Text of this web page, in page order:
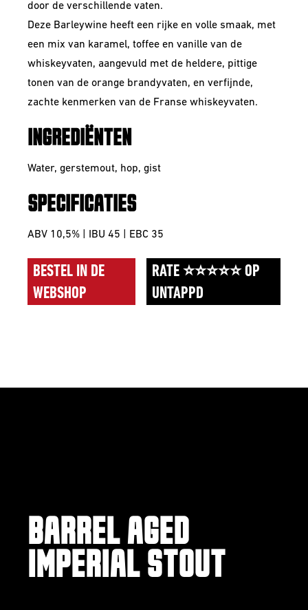
door de verschillende vaten.
Deze Barleywine heeft een rijke en volle smaak, met
een mix van karamel, toffee en vanille van de
whiskeyvaten, aangevuld met de heldere, pittige
tonen van de orange brandyvaten, en verfijnde,
zachte kenmerken van de Franse whiskeyvaten.
INGREDIËNTEN
Water, gerstemout, hop, gist
SPECIFICATIES
ABV 10,5% | IBU 45 | EBC 35
BESTEL IN DE
WEBSHOP
RATE ⭐⭐⭐⭐⭐ OP
UNTAPPD
BARREL AGED
IMPERIAL STOUT